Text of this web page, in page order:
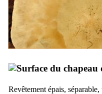
Revêtement épais, séparable,